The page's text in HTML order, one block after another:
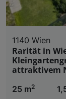
1140 Wien
Rarität in
attraktivem
25 m2